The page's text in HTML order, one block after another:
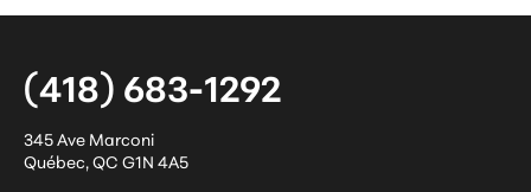
(418) 683-1292
345 Ave Marconi
Québec,QC G1N 4A5